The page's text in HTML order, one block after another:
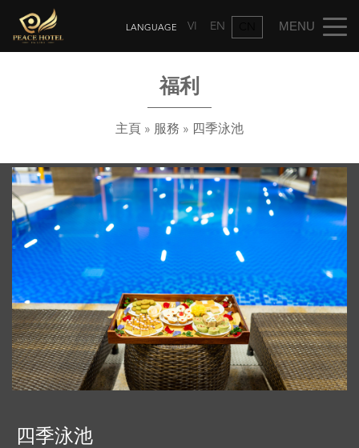
VI EN
福利
主頁 » 服務 » 四季泳池
四季泳池